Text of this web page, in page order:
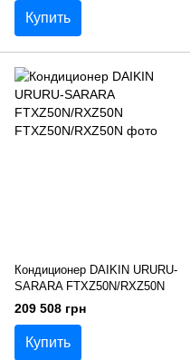
Купить
Кондиционер DAIKIN URURU-
SARARA FTXZ50N/RXZ50N
209 508 грн
Купить